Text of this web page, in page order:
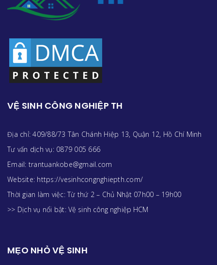
VỆ SINH CÔNG NGHIỆP TH
Địa chỉ: 409/88/73 Tân Chánh Hiệp 13, Quận 12, Hồ Chí Minh
Tư vấn dịch vụ: 0879 005 666
Email: trantuankobe@gmail.com
Website: https://vesinhcongnghiepth.com/
Thời gian làm việc: Từ thứ 2 – Chủ Nhật 07h00 – 19h00
>> Dịch vụ nổi bật: Vệ sinh công nghiệp HCM
MẸO NHỎ VỆ SINH